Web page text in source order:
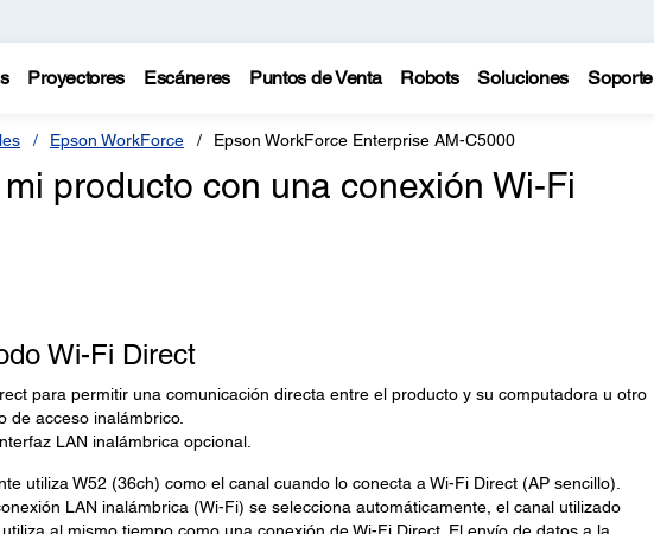
Proyectores Escáneres Puntos de Venta Robots Soluciones Soporte
Epson WorkForce Epson WorkForce Enterprise AM-C5000
producto con una conexión Wi-Fi
Wi-Fi Direct
para permitir una comunicación directa entre el producto y su computadora u otro
de acceso inalámbrico.
LAN inalámbrica opcional.
utiliza W52 (36ch) como el canal cuando lo conecta a Wi-Fi Direct (AP sencillo).
LAN inalámbrica (Wi-Fi) se selecciona automáticamente, el canal utilizado